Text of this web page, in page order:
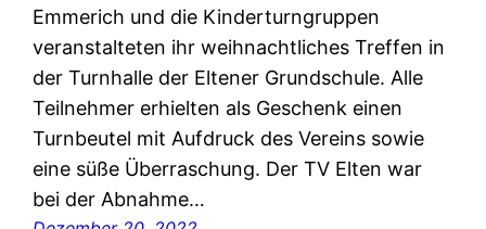
Emmerich und die Kinderturngruppen
veranstalteten ihr weihnachtliches Treffen in
der Turnhalle der Eltener Grundschule. Alle
Teilnehmer erhielten als Geschenk einen
Turnbeutel mit Aufdruck des Vereins sowie
eine süße Überraschung. Der TV Elten war
bei der Abnahme…